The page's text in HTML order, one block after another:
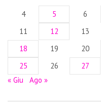
4
5 6
11
12 13
18
19 20
25
26 27
« Giu
Ago »